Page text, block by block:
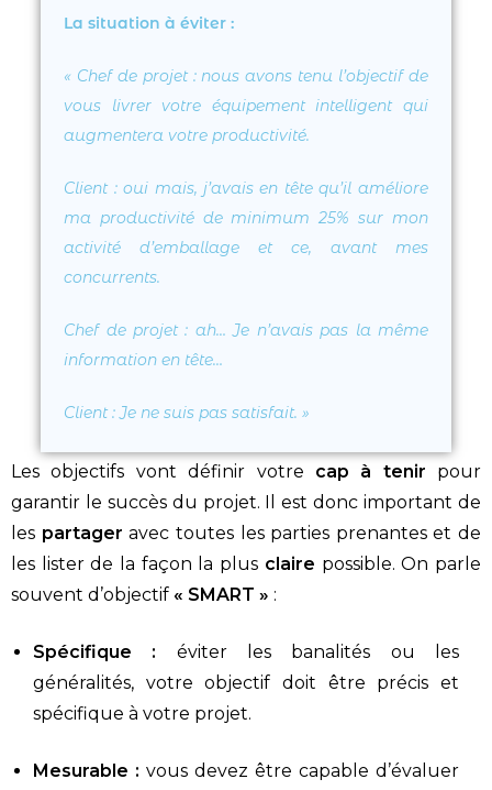
La situation à éviter :
« Chef de projet : nous avons tenu l’objectif de
vous livrer votre équipement intelligent qui
augmentera votre productivité.
Client : oui mais, j’avais en tête qu’il améliore
ma productivité de minimum 25% sur mon
activité d’emballage et ce, avant mes
concurrents.
Chef de projet : ah… Je n’avais pas la même
information en tête…
Client : Je ne suis pas satisfait. »
Les objectifs vont définir votre cap à tenir pour
garantir le succès du projet. Il est donc important de
les partager avec toutes les parties prenantes et de
les lister de la façon la plus claire possible. On parle
souvent d’objectif « SMART » :
Spécifique : éviter les banalités ou les
généralités, votre objectif doit être précis et
spécifique à votre projet.
Mesurable : vous devez être capable d’évaluer